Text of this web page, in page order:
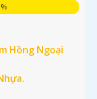
Hồng Ngoại